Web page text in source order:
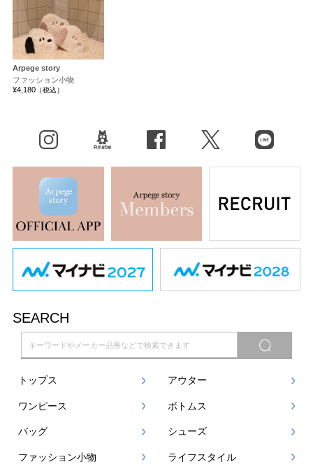
Arpege story
ファッション小物
¥4,180（税込）
X（旧Twitter） LINE
SEARCH
トップス アウター
ワンピース ボトムス
バッグ シューズ
ファッション小物 ライフスタイル